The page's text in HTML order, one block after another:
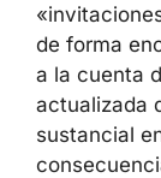
de forma
a la cuenta
actualizada
sustancial